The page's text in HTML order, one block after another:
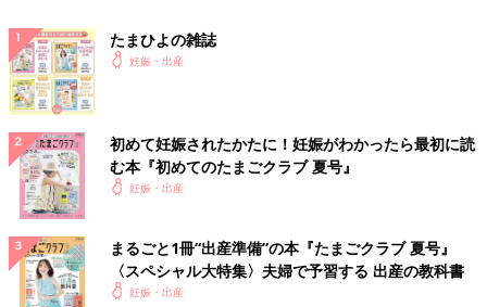
nemanjazotovic/gettyimages
プレイヤード（play yard）とは、その名の通り赤ちゃんの遊び場
として利用される、囲いのあるベビーサークルのことを指しま
す。四角いカゴタイプで、側面がメッシュ素材で作られ、中の様
子が見えやすいのが特徴です。基本的には、赤ちゃんのセーフテ
ィスペース確保のため、もしくは、お昼寝用として一時的な居場
所を想定して作られています。価格帯は1万円前後のものが多い
ため、ベビーベッドと比べると比較的購入しやすいとも言えるで
しょう。家の中を移動する際に持ち運びやすいキャスター付き
たまひよの雑誌
妊娠・出産
初めて妊娠されたかたに！妊娠がわかったら最初に読
む本『初めてのたまごクラブ 夏号』
妊娠・出産
まるごと1冊“出産準備”の本『たまごクラブ 夏号』
〈スペシャル大特集〉夫婦で予習する 出産の教科書
妊娠・出産